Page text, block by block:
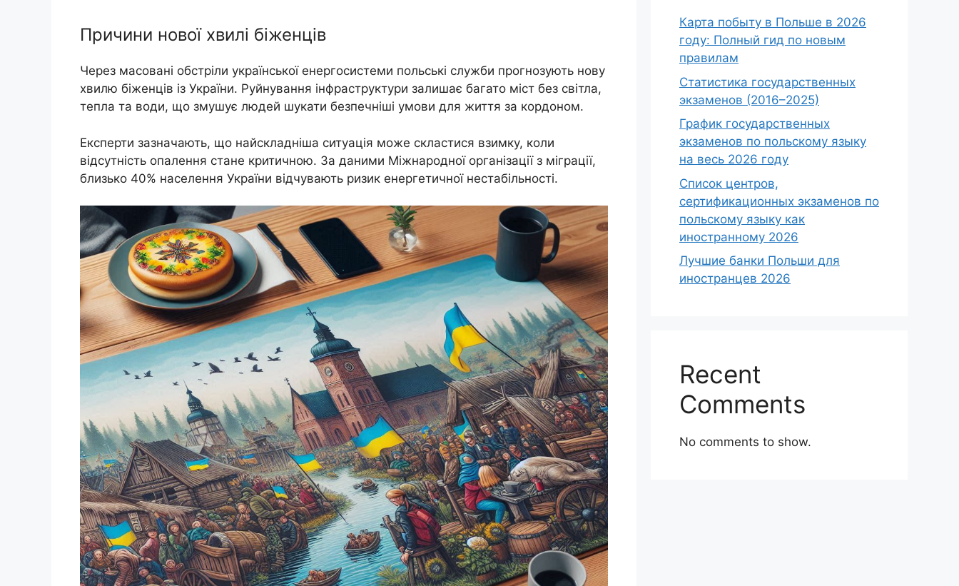
Причини нової хвилі біженців
Через масовані обстріли української енергосистеми польські служби прогнозують нову
хвилю біженців із України. Руйнування інфраструктури залишає багато міст без світла,
тепла та води, що змушує людей шукати безпечніші умови для життя за кордоном.
Експерти зазначають, що найскладніша ситуація може скластися взимку, коли
відсутність опалення стане критичною. За даними Міжнародної організації з міграції,
близько 40% населення України відчувають ризик енергетичної нестабільності.
Карта побыту в Польше в 2026
году: Полный гид по новым
правилам
Статистика государственных
экзаменов (2016–2025)
График государственных
экзаменов по польскому языку
на весь 2026 году
Список центров,
сертификационных экзаменов по
польскому языку как
иностранному 2026
Лучшие банки Польши для
иностранцев 2026
Recent
Comments
No comments to show.